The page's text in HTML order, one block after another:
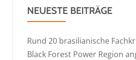
NEUESTE BEITRÄGE
Rund 20 brasilianische
Black Forest Power Region